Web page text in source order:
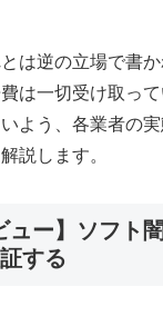
は逆の立場で書
は一切受け取っ
よう、各業者の
説します。
ュー】ソフト
する